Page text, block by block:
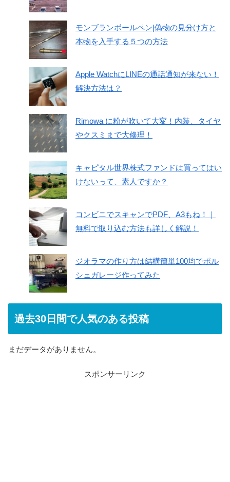
モンブランボールペン|偽物の見分け方と
本物を入手する５つの方法
Apple WatchにLINEの通話通知が来ない！
解決方法は？
Rimowa に粉が吹いて大変！内装、タイヤ
やクスミまで大修理！
キャピタル世界株式ファンドは買ってはい
けないって、素人ですか？
コンビニでスキャンでPDF、A3もね！｜
無料で取り込む方法も詳しく解説！
ジオラマの作り方は結構簡単100均でポル
シェガレージ作ってみた
過去30日間で人気のある投稿
まだデータがありません。
スポンサーリンク